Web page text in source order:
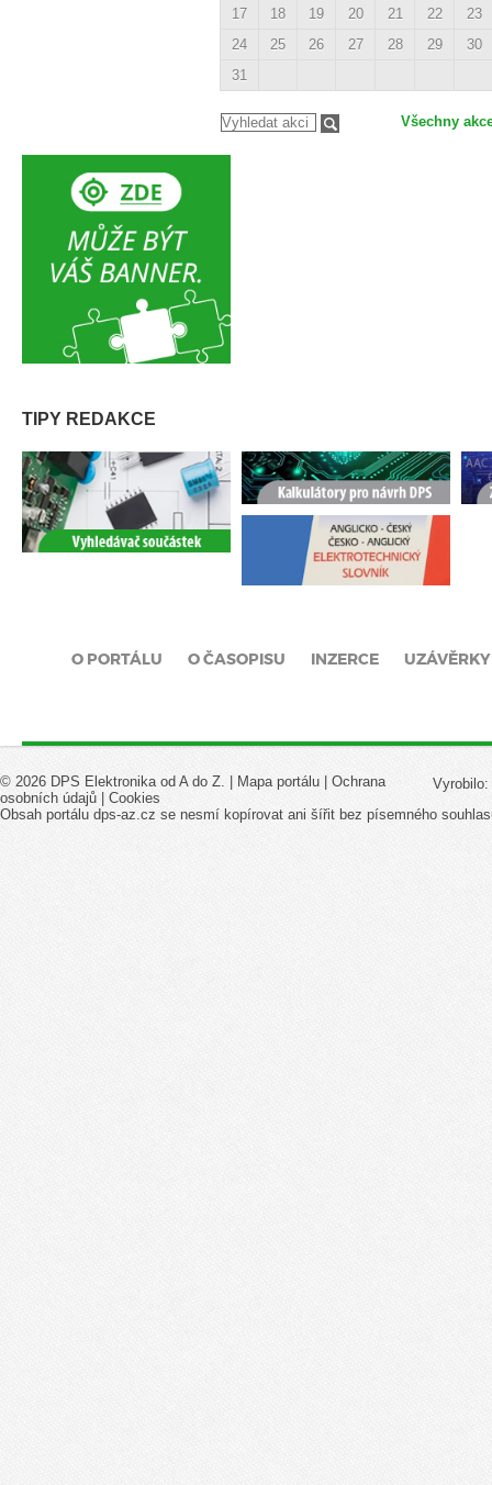
17
18 19 20 21 22
23
24
25 26 27 28 29
30
31
Všechny
TIPY REDAKCE
O PORTÁLU O ČASOPISU INZERCE UZÁVĚRKY
Vyrobilo:
© 2026 DPS Elektronika od A do Z. | Mapa portálu
Ochrana
osobních údajů
Cookies
Obsah portálu dps-az.cz se nesmí kopírovat ani šířit bez písemného